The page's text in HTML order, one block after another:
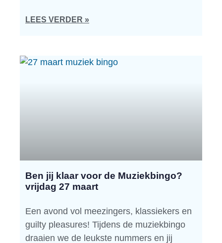
LEES VERDER »
Ben jij klaar voor de Muziekbingo?
vrijdag 27 maart
Een avond vol meezingers, klassiekers en
guilty pleasures! Tijdens de muziekbingo
draaien we de leukste nummers en jij